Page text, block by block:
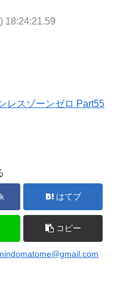
18:24:21.59
レスゾーンゼロ Part55
はてブ
コピー